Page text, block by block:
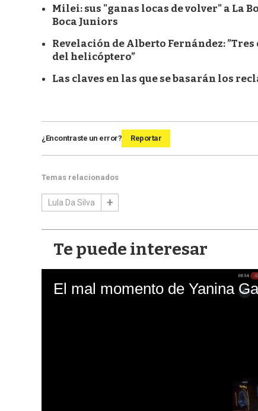
Milei: sus "ganas locas de volver" a La
Boca Juniors
Revelación de Alberto Fernández:
del helicóptero”
Las claves en las que se basarán los
¿Encontraste un error? Reportar
Temas relacionados
Lula Da Silva
Te puede interesar